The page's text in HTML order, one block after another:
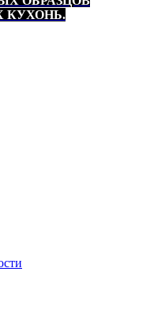
КУХОНЬ.